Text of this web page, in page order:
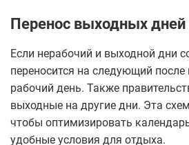
Перенос выходных дней
Если нерабочий и выходной дни
переносится на следующий после
рабочий день. Также
выходные на другие дни. Эта
чтобы оптимизировать
удобные условия для отдыха.